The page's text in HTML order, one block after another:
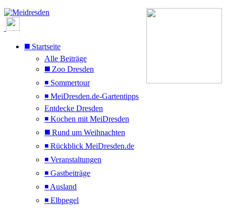
◼️ Startseite
Alle Beiträge
◼️ Zoo Dresden
◾ Sommertour
◾ MeiDresden.de-Gartentipps
Entdecke Dresden
◾ Kochen mit MeiDresden
◼️ Rund um Weihnachten
◾ Rückblick MeiDresden.de
◾ Veranstaltungen
◾ Gastbeiträge
◾ Ausland
◾ Elbpegel